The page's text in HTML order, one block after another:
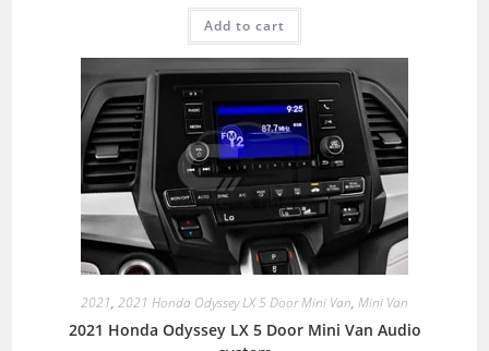
Add to cart
2021, 2021 Honda Odyssey LX 5 Door Mini Van, Mini Van
2021 Honda Odyssey LX 5 Door Mini Van Audio